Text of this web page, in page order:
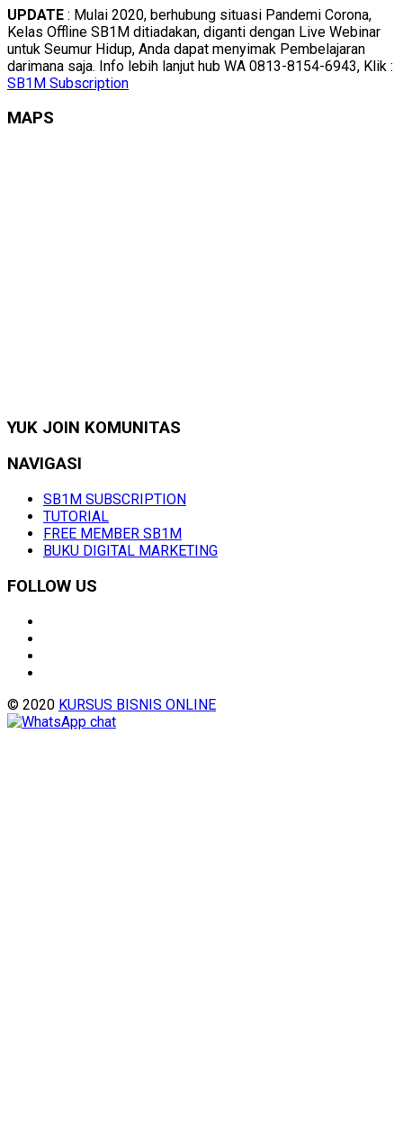
UPDATE : Mulai 2020, berhubung situasi Pandemi Corona,
Kelas Offline SB1M ditiadakan, diganti dengan Live Webinar
untuk Seumur Hidup, Anda dapat menyimak Pembelajaran
darimana saja. Info lebih lanjut hub WA 0813-8154-6943, Klik :
SB1M Subscription
MAPS
YUK JOIN KOMUNITAS
NAVIGASI
SB1M SUBSCRIPTION
TUTORIAL
FREE MEMBER SB1M
BUKU DIGITAL MARKETING
FOLLOW US
© 2020 KURSUS BISNIS ONLINE